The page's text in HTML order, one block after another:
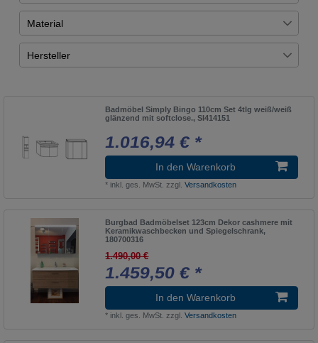
Übernehmen
Iveo 1
Satellit
Format
Spiegelglas/titanium
farbig 3
grau
Material
Uni-Test
Uni 42
Hersteller
Badmöbel Simply Bingo 110cm Set 4tlg weiß/weiß
glänzend mit softclose., SI414151
1.016,94 € *
In den Warenkorb
* inkl. ges. MwSt. zzgl.Versandkosten
Burgbad Badmöbelset 123cm Dekor cashmere mit
Keramikwaschbecken und Spiegelschrank,
180700316
1.490,00 €
1.459,50 € *
In den Warenkorb
* inkl. ges. MwSt. zzgl.Versandkosten